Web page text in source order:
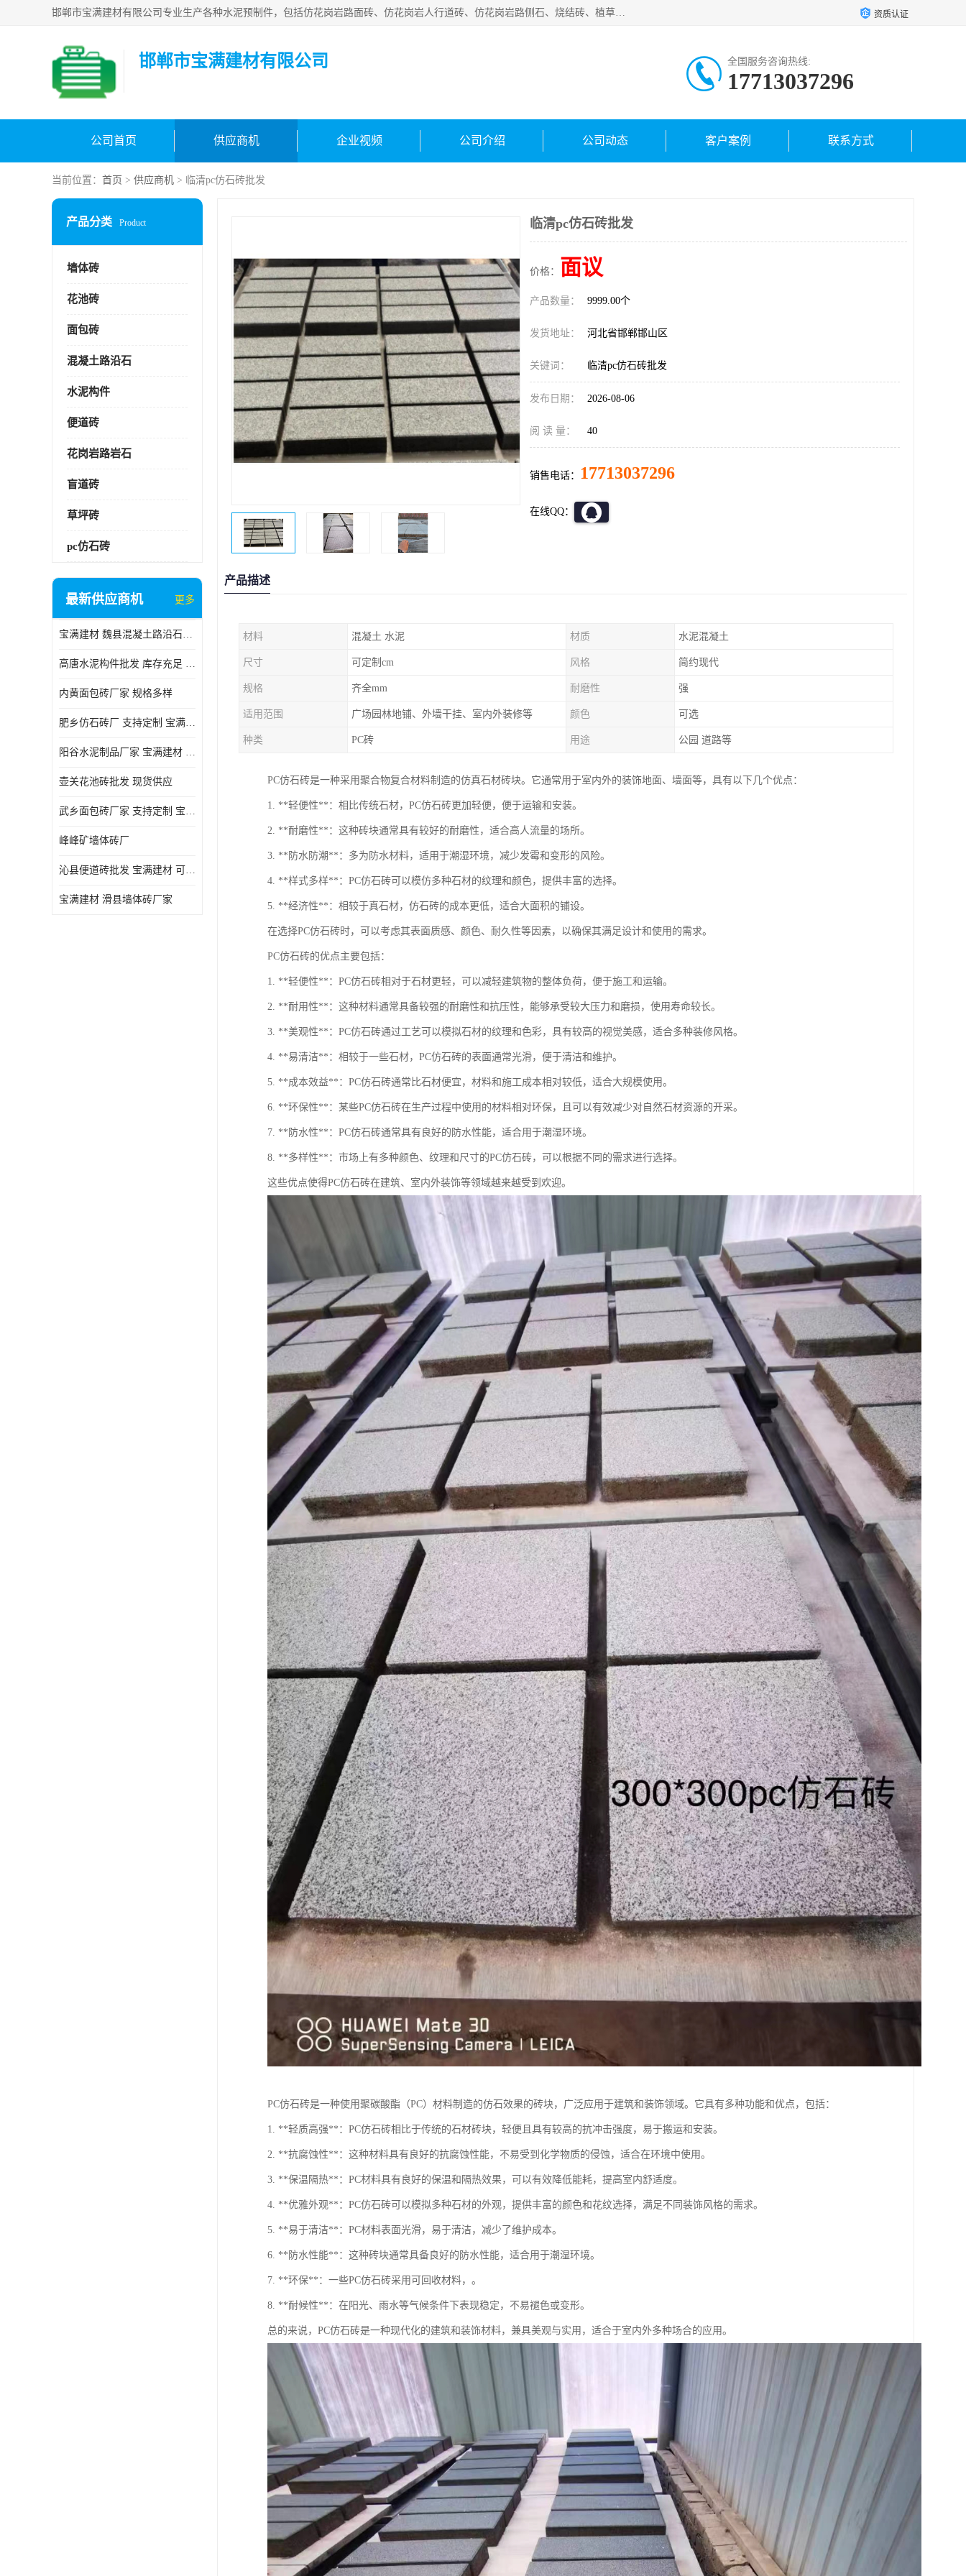
邯郸市宝满建材有限公司专业生产各种水泥预制件，包括仿花岗岩路面砖、仿花岗岩人行道砖、仿花岗岩路侧石、烧结砖、植草砖、码头砖连锁块、仿花岗岩路侧石、沙井盖、水泥盖板等各种水泥制品 资质认证
邯郸市宝满建材有限公司 全国服务咨询热线:
17713037296
公司首页 供应商机 企业视频 公司介绍 公司动态 客户案例 联系方式
当前位置： 首页 > 供应商机 > 临清pc仿石砖批发
产品分类 Product
墙体砖
花池砖
面包砖
混凝土路沿石
水泥构件
便道砖
花岗岩路岩石
盲道砖
草坪砖
pc仿石砖
最新供应商机 更多
宝满建材 魏县混凝土路沿石批发
高唐水泥构件批发 库存充足 宝满建材
内黄面包砖厂家 规格多样
肥乡仿石砖厂 支持定制 宝满建材
‌阳谷水泥制品厂家 宝满建材 支持定制
壶关花池砖批发 现货供应
武乡面包砖厂家 支持定制 宝满建材
峰峰矿墙体砖厂
沁县便道砖批发 宝满建材 可定制
宝满建材 滑县墙体砖厂家
临清pc仿石砖批发
价格： 面议
产品数量： 9999.00个
发货地址： 河北省邯郸邯山区
关键词： 临清pc仿石砖批发
发布日期： 2026-08-06
阅 读 量： 40
销售电话： 17713037296
在线QQ：
产品描述
材料 混凝土 水泥 材质 水泥混凝土
尺寸 可定制cm 风格 简约现代
规格 齐全mm 耐磨性 强
适用范围 广场园林地铺、外墙干挂、室内外装修等 颜色 可选
种类 PC砖 用途 公园 道路等
PC仿石砖是一种采用聚合物复合材料制造的仿真石材砖块。它通常用于室内外的装饰地面、墙面等，具有以下几个优点：
1. **轻便性**：相比传统石材，PC仿石砖更加轻便，便于运输和安装。
2. **耐磨性**：这种砖块通常具有较好的耐磨性，适合高人流量的场所。
3. **防水防潮**：多为防水材料，适用于潮湿环境，减少发霉和变形的风险。
4. **样式多样**：PC仿石砖可以模仿多种石材的纹理和颜色，提供丰富的选择。
5. **经济性**：相较于真石材，仿石砖的成本更低，适合大面积的铺设。
在选择PC仿石砖时，可以考虑其表面质感、颜色、耐久性等因素，以确保其满足设计和使用的需求。
PC仿石砖的优点主要包括：
1. **轻便性**：PC仿石砖相对于石材更轻，可以减轻建筑物的整体负荷，便于施工和运输。
2. **耐用性**：这种材料通常具备较强的耐磨性和抗压性，能够承受较大压力和磨损，使用寿命较长。
3. **美观性**：PC仿石砖通过工艺可以模拟石材的纹理和色彩，具有较高的视觉美感，适合多种装修风格。
4. **易清洁**：相较于一些石材，PC仿石砖的表面通常光滑，便于清洁和维护。
5. **成本效益**：PC仿石砖通常比石材便宜，材料和施工成本相对较低，适合大规模使用。
6. **环保性**：某些PC仿石砖在生产过程中使用的材料相对环保，且可以有效减少对自然石材资源的开采。
7. **防水性**：PC仿石砖通常具有良好的防水性能，适合用于潮湿环境。
8. **多样性**：市场上有多种颜色、纹理和尺寸的PC仿石砖，可以根据不同的需求进行选择。
这些优点使得PC仿石砖在建筑、室内外装饰等领域越来越受到欢迎。
PC仿石砖是一种使用聚碳酸酯（PC）材料制造的仿石效果的砖块，广泛应用于建筑和装饰领域。它具有多种功能和优点，包括：
1. **轻质高强**：PC仿石砖相比于传统的石材砖块，轻便且具有较高的抗冲击强度，易于搬运和安装。
2. **抗腐蚀性**：这种材料具有良好的抗腐蚀性能，不易受到化学物质的侵蚀，适合在环境中使用。
3. **保温隔热**：PC材料具有良好的保温和隔热效果，可以有效降低能耗，提高室内舒适度。
4. **优雅外观**：PC仿石砖可以模拟多种石材的外观，提供丰富的颜色和花纹选择，满足不同装饰风格的需求。
5. **易于清洁**：PC材料表面光滑，易于清洁，减少了维护成本。
6. **防水性能**：这种砖块通常具备良好的防水性能，适合用于潮湿环境。
7. **环保**：一些PC仿石砖采用可回收材料，。
8. **耐候性**：在阳光、雨水等气候条件下表现稳定，不易褪色或变形。
总的来说，PC仿石砖是一种现代化的建筑和装饰材料，兼具美观与实用，适合于室内外多种场合的应用。